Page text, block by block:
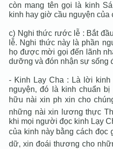
còn mang tên gọi là kinh
kinh hay giờ cầu nguyện của
c) Nghi thức rước lễ : Bắt
lễ. Nghi thức này là phần
họ được mời gọi đến lãnh
dưỡng và đón nhận sự sống
- Kinh Lạy Cha : Là lời kinh
nguyện, đó là kinh chuẩn
hữu nài xin ph xin cho
những nài xin lương thực
khi mọi người đọc kinh Lạy
của kinh này bằng cách đọc
dữ, xin đoái thương cho